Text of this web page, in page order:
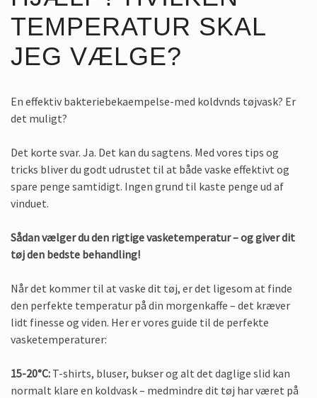
TEMPERATUR SKAL
JEG VÆLGE?
En effektiv bakteriebekaempelse-med koldvnds tøjvask? Er
det muligt?
Det korte svar. Ja. Det kan du sagtens. Med vores tips og
tricks bliver du godt udrustet til at både vaske effektivt og
spare penge samtidigt. Ingen grund til kaste penge ud af
vinduet.
Sådan vælger du den rigtige vasketemperatur – og giver dit
tøj den bedste behandling!
Når det kommer til at vaske dit tøj, er det ligesom at finde
den perfekte temperatur på din morgenkaffe – det kræver
lidt finesse og viden. Her er vores guide til de perfekte
vasketemperaturer:
15-20°C: T-shirts, bluser, bukser og alt det daglige slid kan
normalt klare en koldvask – medmindre dit tøj har været på